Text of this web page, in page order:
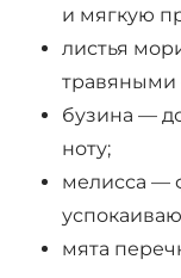
и мягкую
листья
травяными
бузина —
ноту;
мелисса —
мята